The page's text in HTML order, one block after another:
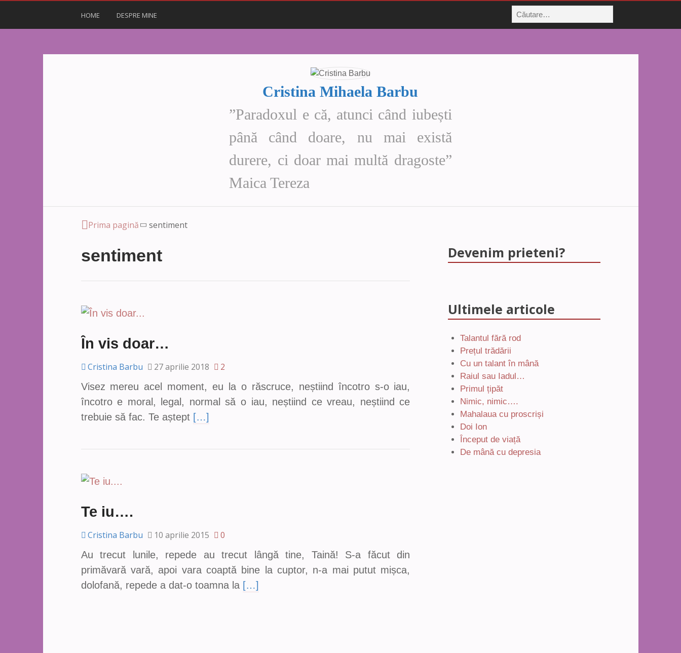
HOME DESPRE MINE
Cristina Mihaela Barbu
”Paradoxul e că, atunci când iubești
până când doare, nu mai există
durere, ci doar mai multă dragoste”
Maica Tereza
Prima pagină sentiment
sentiment
În vis doar…
Cristina Barbu 27 aprilie 2018
2
Visez mereu acel moment, eu la o răscruce, neștiind încotro s-o iau,
încotro e moral, legal, normal să o iau, neștiind ce vreau, neștiind ce
trebuie să fac. Te aștept […]
Te iu….
Cristina Barbu 10 aprilie 2015
0
Au trecut lunile, repede au trecut lângă tine, Taină! S-a făcut din
primăvară vară, apoi vara coaptă bine la cuptor, n-a mai putut mișca,
dolofană, repede a dat-o toamna la […]
Devenim prieteni?
Ultimele articole
Talantul fără rod
Prețul trădării
Cu un talant în mână
Raiul sau Iadul…
Primul țipăt
Nimic, nimic….
Mahalaua cu proscriși
Doi Ion
Început de viață
De mână cu depresia